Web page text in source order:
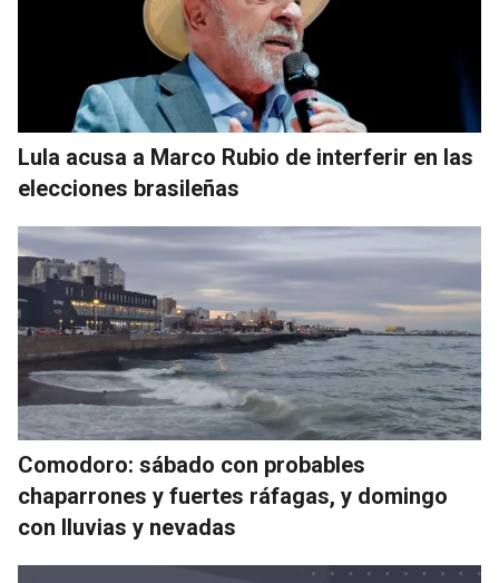
Lula acusa a Marco Rubio de interferir en las
elecciones brasileñas
Comodoro: sábado con probables
chaparrones y fuertes ráfagas, y domingo
con lluvias y nevadas